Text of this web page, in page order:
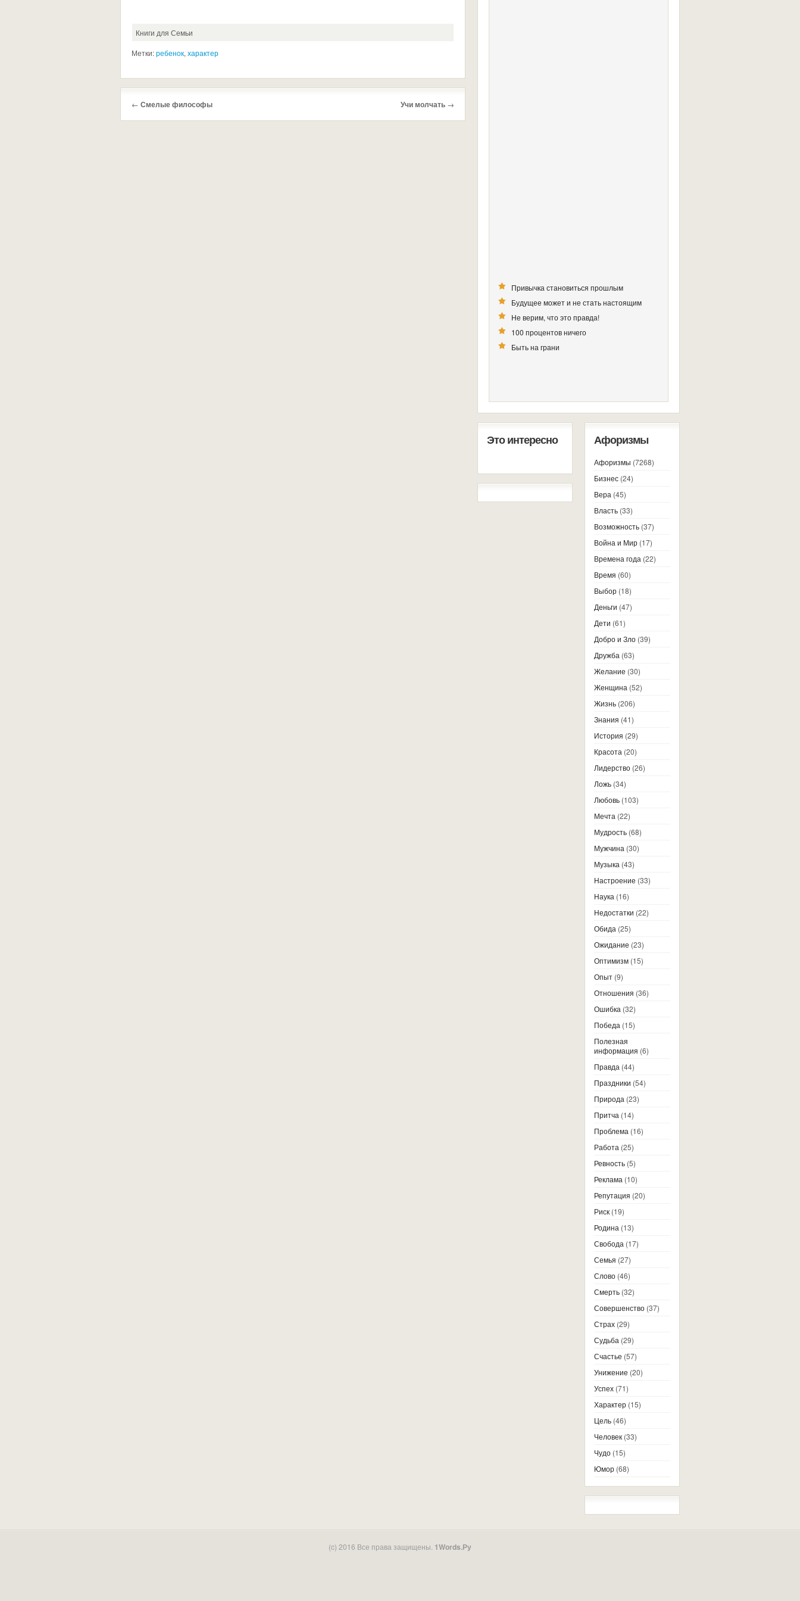
Книги для Семьи
Метки:ребенок, характер
Учи молчать →
← Смелые философы
Привычка становиться прошлым
Будущее может и не стать настоящим
Не верим, что это правда!
100 процентов ничего
Быть на грани
Это интересно Афоризмы
Афоризмы (7268)
Бизнес (24)
Вера (45)
Власть (33)
Возможность (37)
Война и Мир (17)
Времена года (22)
Время (60)
Выбор (18)
Деньги (47)
Дети (61)
Добро и Зло (39)
Дружба (63)
Желание (30)
Женщина (52)
Жизнь (206)
Знания (41)
История (29)
Красота (20)
Лидерство (26)
Ложь (34)
Любовь (103)
Мечта (22)
Мудрость (68)
Мужчина (30)
Музыка (43)
Настроение (33)
Наука (16)
Недостатки (22)
Обида (25)
Ожидание (23)
Оптимизм (15)
Опыт (9)
Отношения (36)
Ошибка (32)
Победа (15)
Полезная
информация (6)
Правда (44)
Праздники (54)
Природа (23)
Притча (14)
Проблема (16)
Работа (25)
Ревность (5)
Реклама (10)
Репутация (20)
Риск (19)
Родина (13)
Свобода (17)
Семья (27)
Слово (46)
Смерть (32)
Совершенство (37)
Страх (29)
Судьба (29)
Счастье (57)
Унижение (20)
Успех (71)
Характер (15)
Цель (46)
Человек (33)
Чудо (15)
Юмор (68)
(c) 2016 Все права защищены. 1Words.Ру